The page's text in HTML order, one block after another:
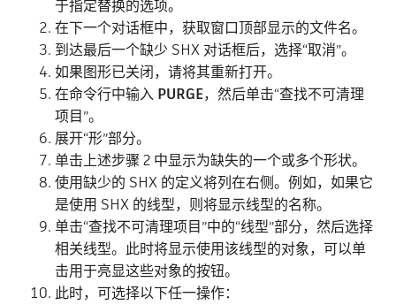
于指定替换的选项。
在下一个对话框中，获取窗口顶部显示的文件名。
到达最后一个缺少 SHX 对话框后，选择“取消”。
如果图形已关闭，请将其重新打开。
在命令行中输入 PURGE，然后单击“查找不可清理
项目”。
展开“形”部分。
单击上述步骤 2 中显示为缺失的一个或多个形状。
使用缺少的 SHX 的定义将列在右侧。例如，如果它
是使用 SHX 的线型，则将显示线型的名称。
单击“查找不可清理项目”中的“线型”部分，然后选择
相关线型。此时将显示使用该线型的对象，可以单
击用于亮显这些对象的按钮。
此时，可选择以下任一操作：